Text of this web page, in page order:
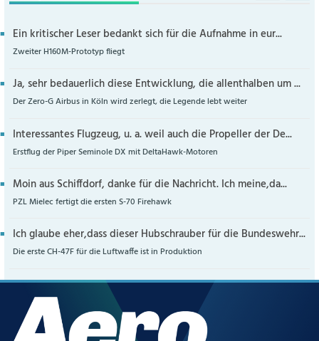
Ein kritischer Leser bedankt sich für die Aufnahme in eur...
Zweiter H160M-Prototyp fliegt
Ja, sehr bedauerlich diese Entwicklung, die allenthalben um ...
Der Zero-G Airbus in Köln wird zerlegt, die Legende lebt weiter
Interessantes Flugzeug, u. a. weil auch die Propeller der De...
Erstflug der Piper Seminole DX mit DeltaHawk-Motoren
Moin aus Schiffdorf, danke für die Nachricht. Ich meine,da...
PZL Mielec fertigt die ersten S-70 Firehawk
Ich glaube eher,dass dieser Hubschrauber für die Bundeswehr...
Die erste CH-47F für die Luftwaffe ist in Produktion